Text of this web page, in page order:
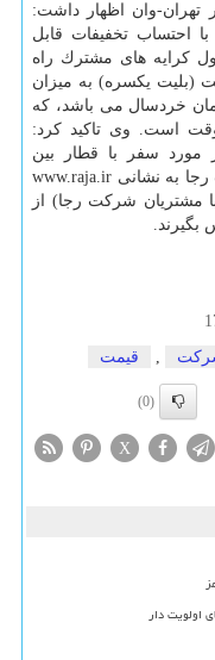
تهران-وان اظهار داشت:
احتساب تخفیفات قابل
كرایه های مشترك راه
(بلیت یكسره) به میزان
بزرگسال و ۱۳۰ هزار تومان خردسال می باشد، كه
است. وی تاكید كرد:
مورد سفر با قطار بین
المللی تهران-وان علاوه بر رفتن به سایت رجا به نشانی www.raja.ir
ارتباط با مشتریان شركت رجا) از
, قیمت
(0)
X
اولویت دار